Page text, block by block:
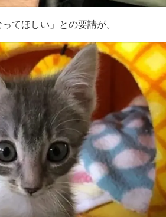
てほしい」との要請が。